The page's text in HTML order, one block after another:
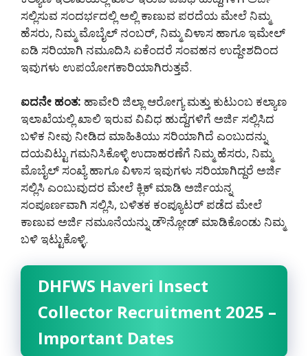
ಸಲ್ಲಿಸುವ ಸಂದರ್ಭದಲ್ಲಿ ಅಲ್ಲಿ ಕಾಣುವ ಪರದೆಯ ಮೇಲೆ ನಿಮ್ಮ
ಹೆಸರು, ನಿಮ್ಮ ಮೊಬೈಲ್ ನಂಬರ್, ನಿಮ್ಮ ವಿಳಾಸ ಹಾಗೂ ಇಮೇಲ್
ಐಡಿ ಸರಿಯಾಗಿ ನಮೂದಿಸಿ ಏಕೆಂದರೆ ಸಂವಹನ ಉದ್ದೇಶದಿಂದ
ಇವುಗಳು ಉಪಯೋಗಕಾರಿಯಾಗಿರುತ್ತವೆ.
ಐದನೇ ಹಂತ: ಹಾವೇರಿ ಜಿಲ್ಲಾ ಆರೋಗ್ಯ ಮತ್ತು ಕುಟುಂಬ ಕಲ್ಯಾಣ
ಇಲಾಖೆಯಲ್ಲಿ ಖಾಲಿ ಇರುವ ವಿವಿಧ ಹುದ್ದೆಗಳಿಗೆ ಅರ್ಜಿ ಸಲ್ಲಿಸಿದ
ಬಳಿಕ ನೀವು ನೀಡಿದ ಮಾಹಿತಿಯು ಸರಿಯಾಗಿದೆ ಎಂಬುದನ್ನು
ದಯವಿಟ್ಟು ಗಮನಿಸಿಕೊಳ್ಳಿ ಉದಾಹರಣೆಗೆ ನಿಮ್ಮ ಹೆಸರು, ನಿಮ್ಮ
ಮೊಬೈಲ್ ಸಂಖ್ಯೆ ಹಾಗೂ ವಿಳಾಸ ಇವುಗಳು ಸರಿಯಾಗಿದ್ದರೆ ಅರ್ಜಿ
ಸಲ್ಲಿಸಿ ಎಂಬುವುದರ ಮೇಲೆ ಕ್ಲಿಕ್ ಮಾಡಿ ಅರ್ಜಿಯನ್ನ
ಸಂಪೂರ್ಣವಾಗಿ ಸಲ್ಲಿಸಿ, ಬಳಿತಕ ಕಂಪ್ಯೂಟರ್ ಪಡೆದ ಮೇಲೆ
ಕಾಣುವ ಅರ್ಜಿ ನಮೂನೆಯನ್ನು ಡೌನ್ಲೋಡ್ ಮಾಡಿಕೊಂಡು ನಿಮ್ಮ
ಬಳಿ ಇಟ್ಟುಕೊಳ್ಳಿ.
DHFWS Haveri Insect
Collector Recruitment 2025 –
Important Dates